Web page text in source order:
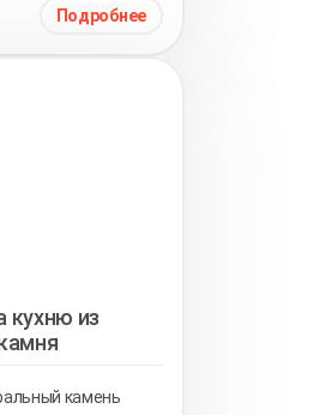
Подробнее
кухню из
камень